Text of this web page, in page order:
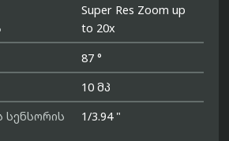
Super Res Zoom up
to 20x
87 °
10 მპ
სენსორის
1/3.94 "